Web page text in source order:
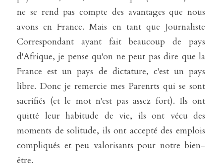
ne se rend pas compte des avantages que nous
avons en France. Mais en tant que Journaliste
Correspondant ayant fait beaucoup de pays
d'Afrique, je pense qu'on ne peut pas dire que la
France est un pays de dictature, c'est un pays
libre. Donc je remercie mes Parenrts qui se sont
sacrifiés (et le mot n'est pas assez fort). Ils ont
quitté leur habitude de vie, ils ont vécu des
moments de solitude, ils ont accepté des emplois
compliqués et peu valorisants pour notre bien-
être.